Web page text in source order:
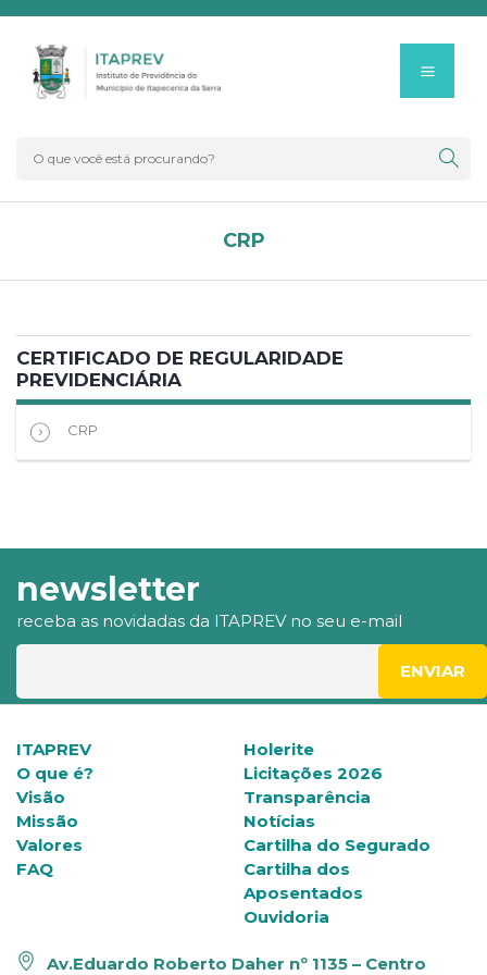
CRP
CERTIFICADO DE REGULARIDADE
PREVIDENCIÁRIA
CRP
newsletter
receba as novidadas da ITAPREV no seu e-mail
ITAPREV
O que é?
Visão
Missão
Valores
FAQ
Holerite
Licitações 2026
Transparência
Notícias
Cartilha do Segurado
Cartilha dos
Aposentados
Ouvidoria
Av.Eduardo Roberto Daher nº 1135 – Centro